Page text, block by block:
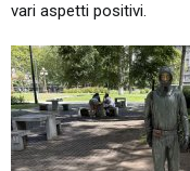
vari aspetti positivi.